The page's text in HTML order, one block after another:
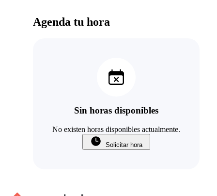
Agenda tu hora
Sin horas disponibles
No existen horas disponibles actualmente.
Solicitar hora